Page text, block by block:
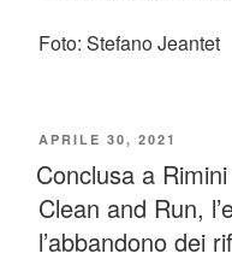
Foto: Stefano Jeantet
PUBBLICATO
IL
APRILE 30, 2021
Conclusa a
Clean and Run,
l’abbandono dei